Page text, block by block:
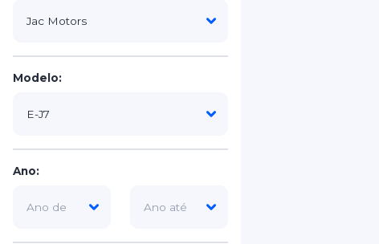
Modelo:
Ano: